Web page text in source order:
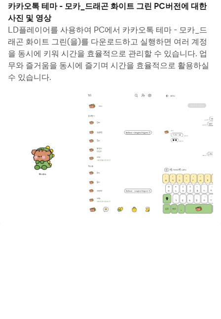
컴퓨터에서 카카오톡 테마 - 모카_드래곤 화이트 그린(을)
를 실행하면 보다 큰 화면에서 이용할 수 있으며, 마우스와
키보드로 앱을 이용하는 것이 화면을 터치하는 것보다 훨씬
빠릅니다. 동시에 기기의 배터리 문제에 대해 걱정할 필요가
없습니다.
다중 인스턴스 및 멀티 컨트롤 기능을 통해 컴퓨터에서 여러
애플리케이션과 계정을 동시에 이용할 수도 있습니다.
또한 파일 전송 기능을 통해 이미지, 비디오 및 파일을 공유
하는 것도 매우 쉬워집니다.
컴퓨터에서 카카오톡 테마 - 모카_드래곤 화이트 그린(을)
를 다운로드하고 실행하여 큰 화면과 고화질의 PC 환경에
서 즐기세요!
【카카오톡 테마 적용하는 방법】
1. 카카오톡 테마 설치 후 실행하기
카카오톡 테마 - 모카_드래곤 화이트 그린 PC버전에 대한
사진 및 영상
LD플레이어를 사용하여 PC에서 카카오톡 테마 - 모카_드
래곤 화이트 그린(을)를 다운로드하고 실행하면 여러 계정
을 동시에 키워 시간을 효율적으로 관리할 수 있습니다. 업
무와 즐거움을 동시에 즐기며 시간을 효율적으로 활용하실
수 있습니다.